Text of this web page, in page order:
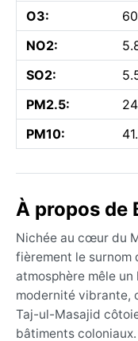
O3:
NO2:
SO2:
PM2.5:
PM10:
À propos de
Nichée au cœur du
fièrement le surnom
atmosphère mêle
modernité vibrante,
Taj-ul-Masajid
bâtiments